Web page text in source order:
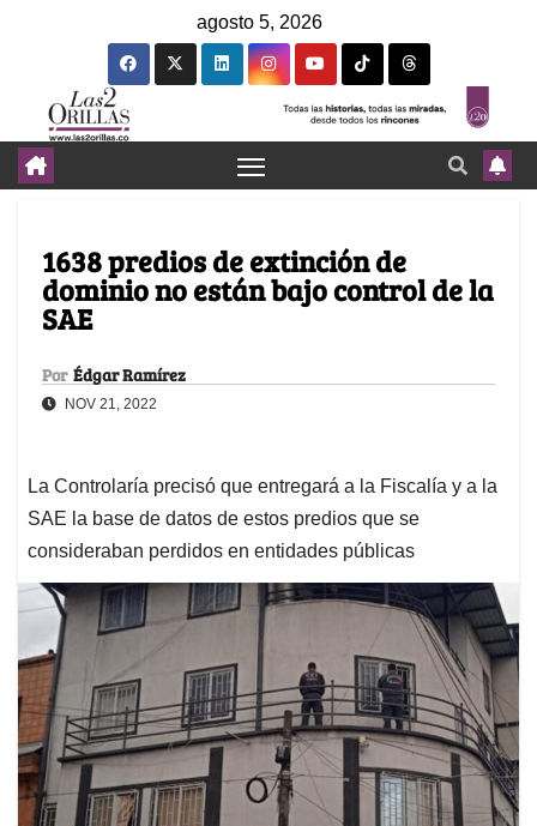
agosto 5, 2026
1638 predios de extinción de
dominio no están bajo control de la
SAE
Por Édgar Ramírez
NOV 21, 2022
La Controlaría precisó que entregará a la Fiscalía y a la
SAE la base de datos de estos predios que se
consideraban perdidos en entidades públicas